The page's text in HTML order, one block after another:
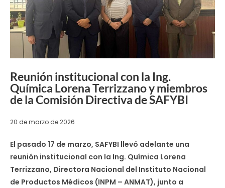
Reunión institucional con la Ing.
Química Lorena Terrizzano y miembros
de la Comisión Directiva de SAFYBI
20 de marzo de 2026
El pasado 17 de marzo, SAFYBI llevó adelante una
reunión institucional con la Ing. Química Lorena
Terrizzano, Directora Nacional del Instituto Nacional
de Productos Médicos (INPM – ANMAT), junto a